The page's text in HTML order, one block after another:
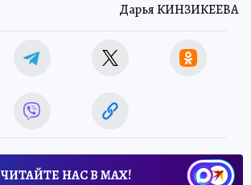
Дарья КИНЗИКЕЕВА
ЧИТАЙТЕ НАС В МАХ!